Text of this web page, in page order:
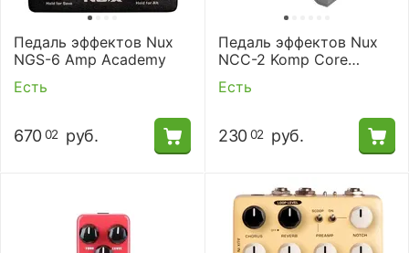
Педаль эффектов Nux
NGS-6 Amp Academy
Есть
670 02 руб.
Педаль эффектов Nux
NCC-2 Komp Core
Deluxe MKII
Есть
230 02 руб.